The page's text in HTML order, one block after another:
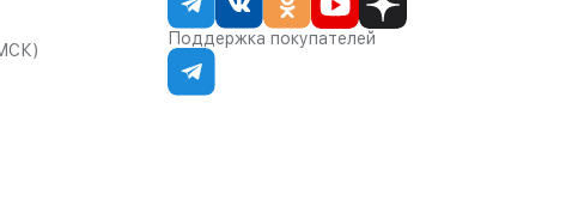
Поддержка покупателей